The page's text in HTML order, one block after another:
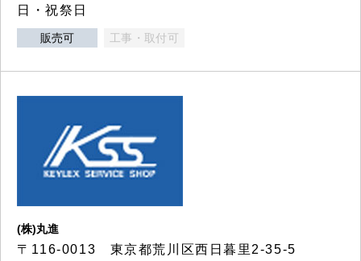
日・祝祭日
販売可 工事・取付可
(株)丸進
〒116-0013 東京都荒川区西日暮里2-35-5